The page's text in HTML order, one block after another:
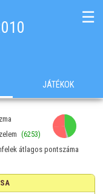
☰
JÁTÉKOK
(6253)
átlagos pontszáma